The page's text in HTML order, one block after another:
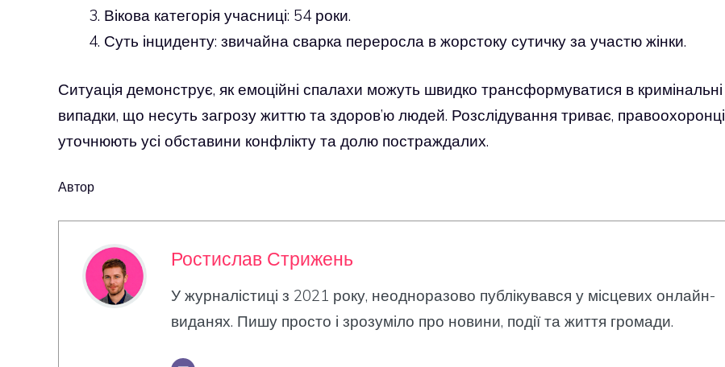
Вікова категорія учасниці: 54 роки.
Суть інциденту: звичайна сварка переросла в жорстоку сутичку за участю жінки.
Ситуація демонструє, як емоційні спалахи можуть швидко трансформуватися в кримінальні
випадки, що несуть загрозу життю та здоров’ю людей. Розслідування триває, правоохоронці
уточнюють усі обставини конфлікту та долю постраждалих.
Автор
Ростислав Стрижень
У журналістиці з 2021 року, неодноразово публікувався у місцевих онлайн-
виданях. Пишу просто і зрозуміло про новини, події та життя громади.